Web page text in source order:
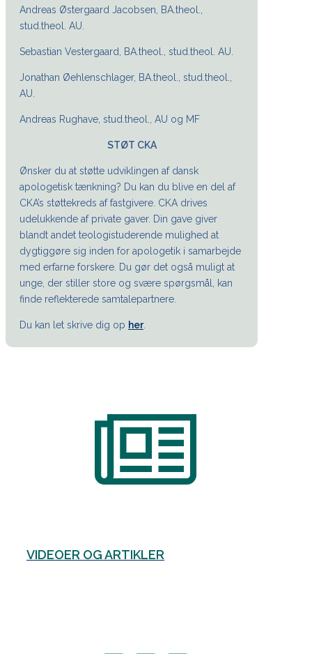
Andreas Østergaard Jacobsen, BA.theol.,
stud.theol. AU.
Sebastian Vestergaard, BA.theol., stud.theol. AU.
Jonathan Øehlenschlager, BA.theol., stud.theol.,
AU.
Andreas Rughave, stud.theol., AU og MF
STØT CKA
Ønsker du at støtte udviklingen af dansk
apologetisk tænkning? Du kan du blive en del af
CKA’s støttekreds af fastgivere. CKA drives
udelukkende af private gaver. Din gave giver
blandt andet teologistuderende mulighed at
dygtiggøre sig inden for apologetik i samarbejde
med erfarne forskere. Du gør det også muligt at
unge, der stiller store og svære spørgsmål, kan
finde reflekterede samtalepartnere.
Du kan let skrive dig op her.
VIDEOER OG ARTIKLER